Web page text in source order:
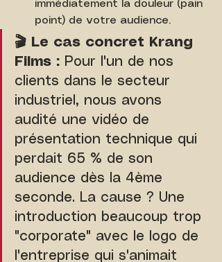
immédiatement la douleur (pain
point) de votre audience.
🎬 Le cas concret Krang
Films : Pour l'un de nos
clients dans le secteur
industriel, nous avons
audité une vidéo de
présentation technique qui
perdait 65 % de son
audience dès la 4ème
seconde. La cause ? Une
introduction beaucoup trop
"corporate" avec le logo de
l'entreprise qui s'animait